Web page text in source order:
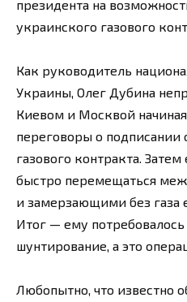
президента на
украинского газового
Как руководитель
Украины, Олег Дубина
Киевом и Москвой
переговоры о подписании
газового контракта.
быстро перемещаться
и замерзающими без газа
Итог — ему
шунтирование, а это
Любопытно, что известно